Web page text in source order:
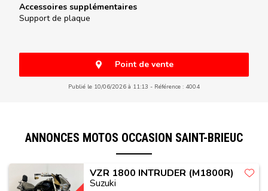
Accessoires supplémentaires
Support de plaque
Point de vente
Publié le 10/06/2026 à 11:13 Référence : 4004
ANNONCES MOTOS OCCASION SAINT-BRIEUC
VZR 1800 INTRUDER (M1800R)
Suzuki